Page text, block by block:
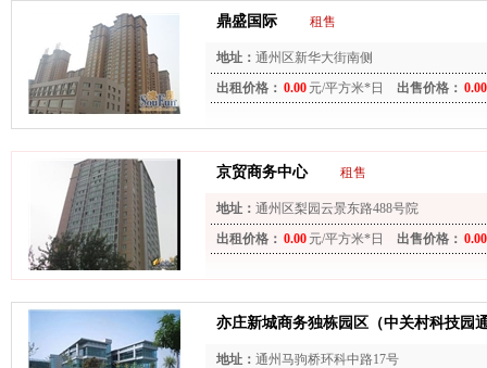
鼎盛国际 租售
地址： 通州区新华大街南侧
出租价格： 0.00 元/平方米*日 出售价格： 0.00
京贸商务中心 租售
地址： 通州区梨园云景东路488号院
出租价格： 0.00 元/平方米*日 出售价格： 0.00
亦庄新城商务独栋园区（中关村科技园
地址： 通州马驹桥环科中路17号